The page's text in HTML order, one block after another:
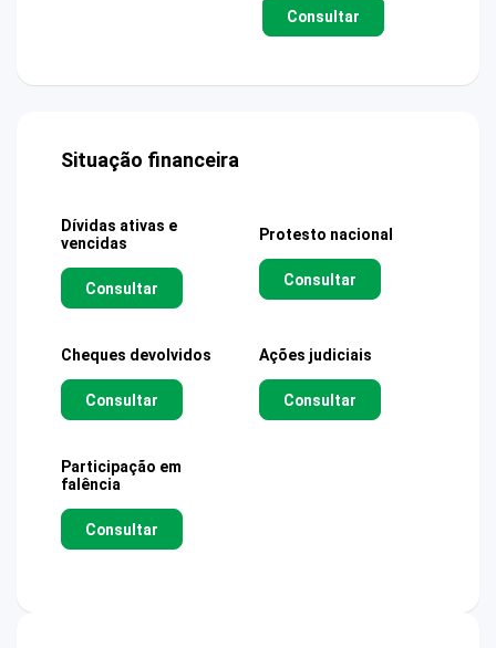
Consultar
Situação financeira
Dívidas ativas e
vencidas
Consultar
Protesto nacional
Consultar
Cheques devolvidos
Consultar
Ações judiciais
Consultar
Participação em
falência
Consultar